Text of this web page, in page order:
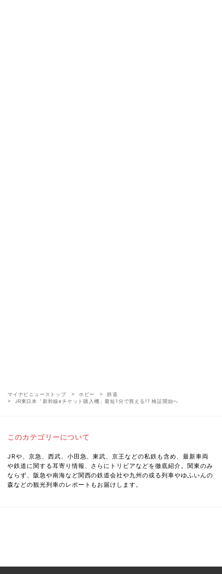
マイナビニューストップ ホビー
鉄道
JR東日本「新幹線eチケット購入機」最短1分で買える!? 検証開始へ
このカテゴリーについて
JRや、京急、西武、小田急、東武、京王などの私鉄も含め、最新車両
や鉄道に関する耳寄り情報、さらにトリビアなどを徹底紹介。関東のみ
ならず、阪急や南海など関西の鉄道会社や九州の或る列車やゆふいんの
森などの観光列車のレポートもお届けします。